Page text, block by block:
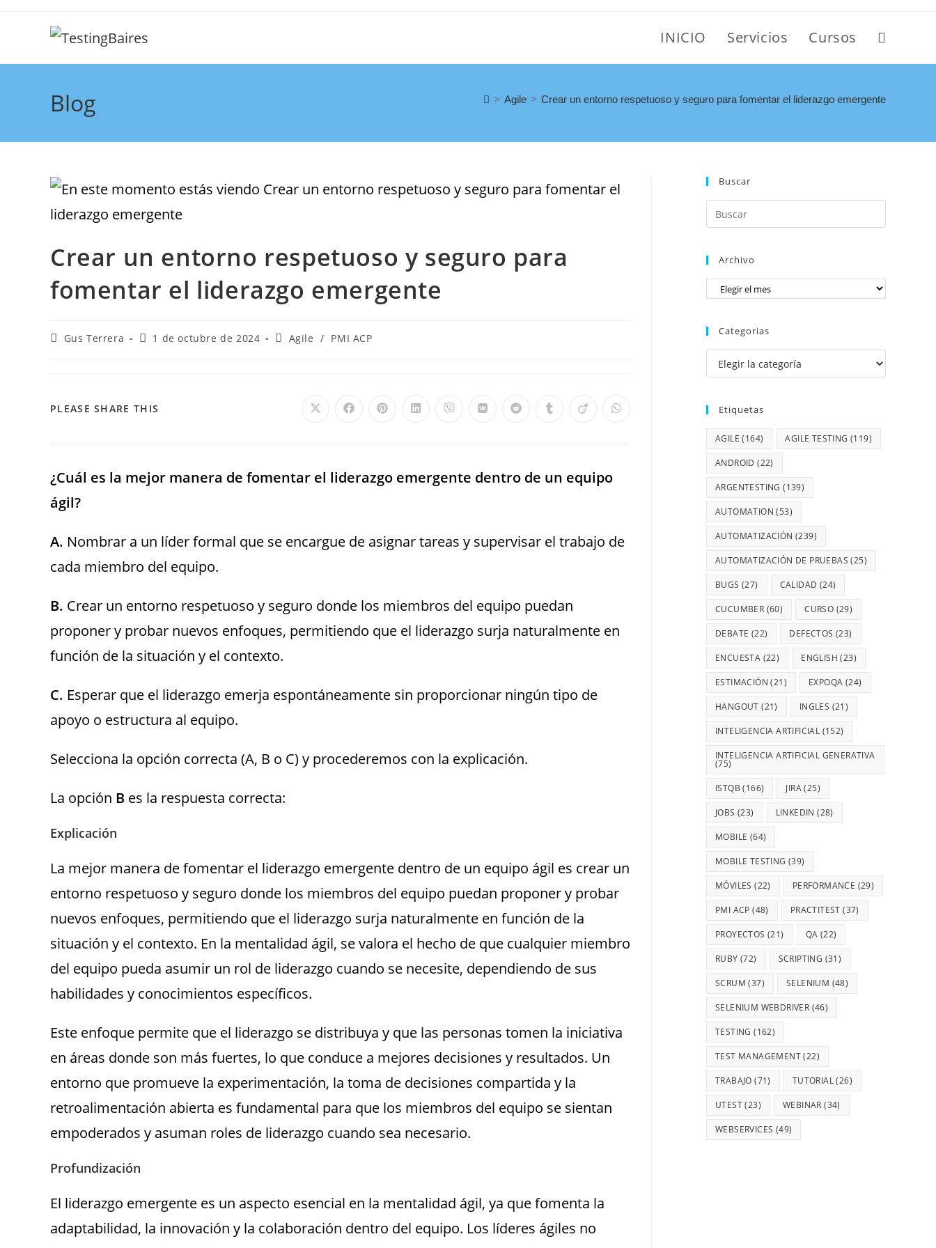
INICIO Servicios Cursos
Blog > Agile > Crear un entorno respetuoso y seguro para fomentar el liderazgo emergente
Crear un entorno respetuoso y seguro para
fomentar el liderazgo emergente
Gus Terrera 1 de octubre de 2024 Agile / PMI ACP
PLEASE SHARE THIS
¿Cuál es la mejor manera de fomentar el liderazgo emergente dentro de un equipo
ágil?
A. Nombrar a un líder formal que se encargue de asignar tareas y supervisar el trabajo de
cada miembro del equipo.
B. Crear un entorno respetuoso y seguro donde los miembros del equipo puedan
proponer y probar nuevos enfoques, permitiendo que el liderazgo surja naturalmente en
función de la situación y el contexto.
C. Esperar que el liderazgo emerja espontáneamente sin proporcionar ningún tipo de
apoyo o estructura al equipo.
Selecciona la opción correcta (A, B o C) y procederemos con la explicación.
La opción B es la respuesta correcta:
Explicación
La mejor manera de fomentar el liderazgo emergente dentro de un equipo ágil es crear un
entorno respetuoso y seguro donde los miembros del equipo puedan proponer y probar
nuevos enfoques, permitiendo que el liderazgo surja naturalmente en función de la
situación y el contexto. En la mentalidad ágil, se valora el hecho de que cualquier miembro
del equipo pueda asumir un rol de liderazgo cuando se necesite, dependiendo de sus
habilidades y conocimientos específicos.
Este enfoque permite que el liderazgo se distribuya y que las personas tomen la iniciativa
en áreas donde son más fuertes, lo que conduce a mejores decisiones y resultados. Un
entorno que promueve la experimentación, la toma de decisiones compartida y la
retroalimentación abierta es fundamental para que los miembros del equipo se sientan
empoderados y asuman roles de liderazgo cuando sea necesario.
Profundización
El liderazgo emergente es un aspecto esencial en la mentalidad ágil, ya que fomenta la
adaptabilidad, la innovación y la colaboración dentro del equipo. Los líderes ágiles no
Buscar
Archivo
Categorias
Etiquetas
AGILE (164) AGILE TESTING (119)
ANDROID (22)
ARGENTESTING (139)
AUTOMATION (53)
AUTOMATIZACIÓN (239)
AUTOMATIZACIÓN DE PRUEBAS (25)
BUGS (27) CALIDAD (24)
CUCUMBER (60) CURSO (29)
DEBATE (22) DEFECTOS (23)
ENCUESTA (22) ENGLISH (23)
ESTIMACIÓN (21) EXPOQA (24)
HANGOUT (21) INGLES (21)
INTELIGENCIA ARTIFICIAL (152)
INTELIGENCIA ARTIFICIAL GENERATIVA
(75)
ISTQB (166) JIRA(25)
JOBS (23) LINKEDIN (28)
MOBILE (64)
MOBILE TESTING (39)
MÓVILES (22) PERFORMANCE (29)
PMI ACP (48) PRACTITEST (37)
PROYECTOS (21) QA (22)
RUBY (72) SCRIPTING (31)
SCRUM (37) SELENIUM (48)
SELENIUM WEBDRIVER (46)
TESTING (162)
TEST MANAGEMENT(22)
TRABAJO (71) TUTORIAL(26)
UTEST(23) WEBINAR (34)
WEBSERVICES (49)